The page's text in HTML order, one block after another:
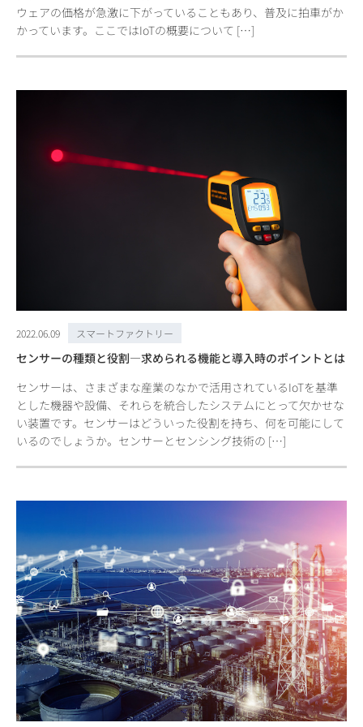
ウェアの価格が急激に下がっていることもあり、普及に拍車がか
かっています。ここではIoTの概要について […]
2022.06.09 スマートファクトリー
センサーの種類と役割―求められる機能と導入時のポイントとは
センサーは、さまざまな産業のなかで活用されているIoTを基準
とした機器や設備、それらを統合したシステムにとって欠かせな
い装置です。センサーはどういった役割を持ち、何を可能にして
いるのでしょうか。センサーとセンシング技術の […]